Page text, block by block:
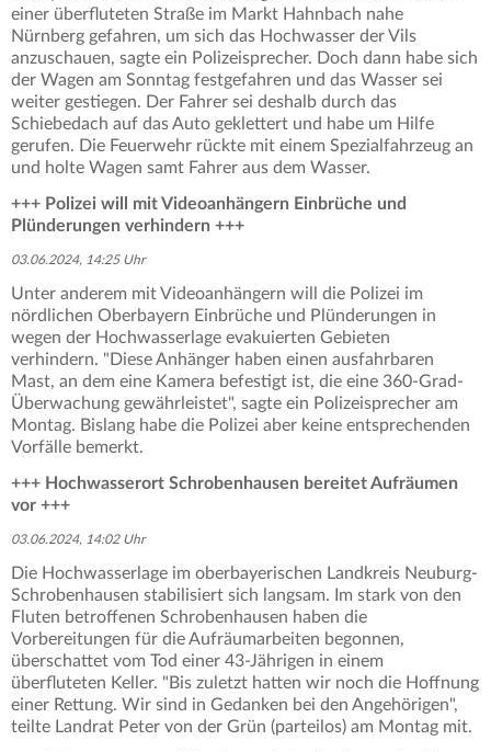
einer überfluteten Straße im Markt Hahnbach nahe
Nürnberg gefahren, um sich das Hochwasser der Vils
anzuschauen, sagte ein Polizeisprecher. Doch dann habe sich
der Wagen am Sonntag festgefahren und das Wasser sei
weiter gestiegen. Der Fahrer sei deshalb durch das
Schiebedach auf das Auto geklettert und habe um Hilfe
gerufen. Die Feuerwehr rückte mit einem Spezialfahrzeug an
und holte Wagen samt Fahrer aus dem Wasser.
+++ Polizei will mit Videoanhängern Einbrüche und
Plünderungen verhindern +++
03.06.2024, 14:25 Uhr
Unter anderem mit Videoanhängern will die Polizei im
nördlichen Oberbayern Einbrüche und Plünderungen in
wegen der Hochwasserlage evakuierten Gebieten
verhindern. "Diese Anhänger haben einen ausfahrbaren
Mast, an dem eine Kamera befestigt ist, die eine 360-Grad-
Überwachung gewährleistet", sagte ein Polizeisprecher am
Montag. Bislang habe die Polizei aber keine entsprechenden
Vorfälle bemerkt.
+++ Hochwasserort Schrobenhausen bereitet Aufräumen
vor +++
03.06.2024, 14:02 Uhr
Die Hochwasserlage im oberbayerischen Landkreis Neuburg-
Schrobenhausen stabilisiert sich langsam. Im stark von den
Fluten betroffenen Schrobenhausen haben die
Vorbereitungen für die Aufräumarbeiten begonnen,
überschattet vom Tod einer 43-Jährigen in einem
überfluteten Keller. "Bis zuletzt hatten wir noch die Hoffnung
einer Rettung. Wir sind in Gedanken bei den Angehörigen",
teilte Landrat Peter von der Grün (parteilos) am Montag mit.